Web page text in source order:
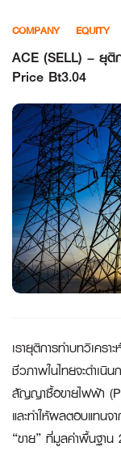
content
COMPANY EQUITY
ACE (SELL) – ยุติ
Price Bt3.04
เรายุติการทำบทวิเคราะ
ชีวภาพในไทยจะดำเนิน
สัญญาซื้อขายไฟฟ้า
และทำให้ผลตอบแทนจ
“ขาย” ที่มูลค่าพื้นฐา